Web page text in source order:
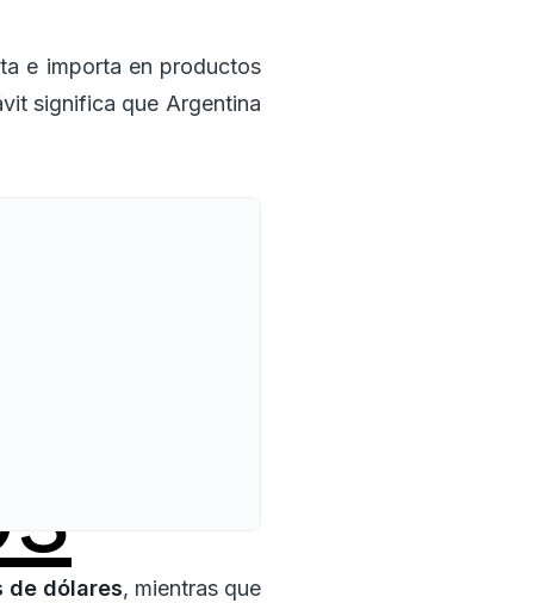
e importa en productos
significa que Argentina
de dólares, mientras que